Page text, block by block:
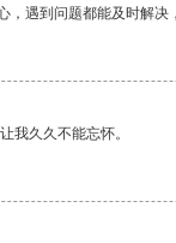
，遇到问题都能及时解决
我久久不能忘怀。